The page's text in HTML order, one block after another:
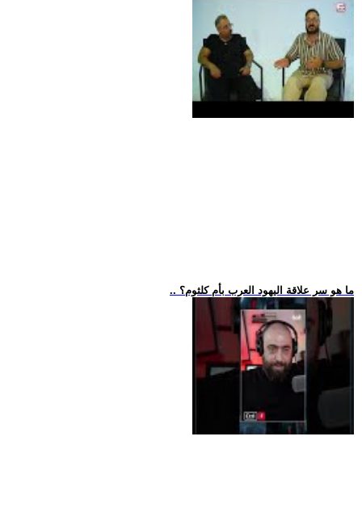
.. ما هو سر علاقة اليهود العرب بأم كلثوم؟